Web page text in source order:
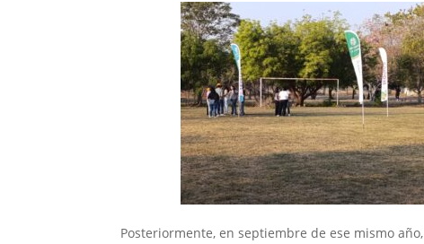
Posteriormente, en septiembre de ese mismo